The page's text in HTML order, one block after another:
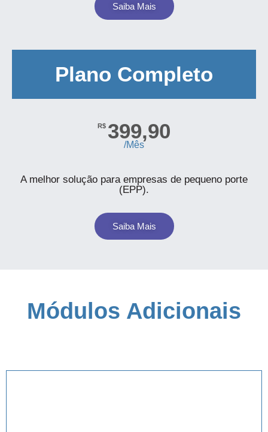
Saiba Mais
Plano Completo
R$ 399,90
/Mês
A melhor solução para empresas de pequeno porte
(EPP).
Saiba Mais
Módulos Adicionais